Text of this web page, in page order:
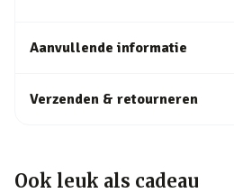
Aanvullende informatie
Verzenden & retourneren
Ook leuk als cadeau